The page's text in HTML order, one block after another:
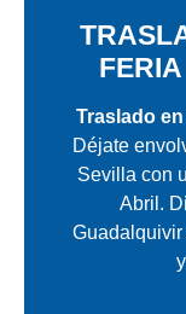
Traslado
Déjate
Sevilla con
Abril.